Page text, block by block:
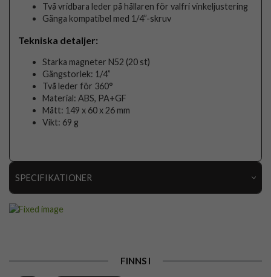
Två vridbara leder på hållaren för valfri vinkeljustering
Gänga kompatibel med 1/4”-skruv
Tekniska detaljer:
Starka magneter N52 (20 st)
Gängstorlek: 1/4”
Två leder för 360°
Material: ABS, PA+GF
Mått: 149 x 60 x 26 mm
Vikt: 69 g
SPECIFIKATIONER
FINNS I